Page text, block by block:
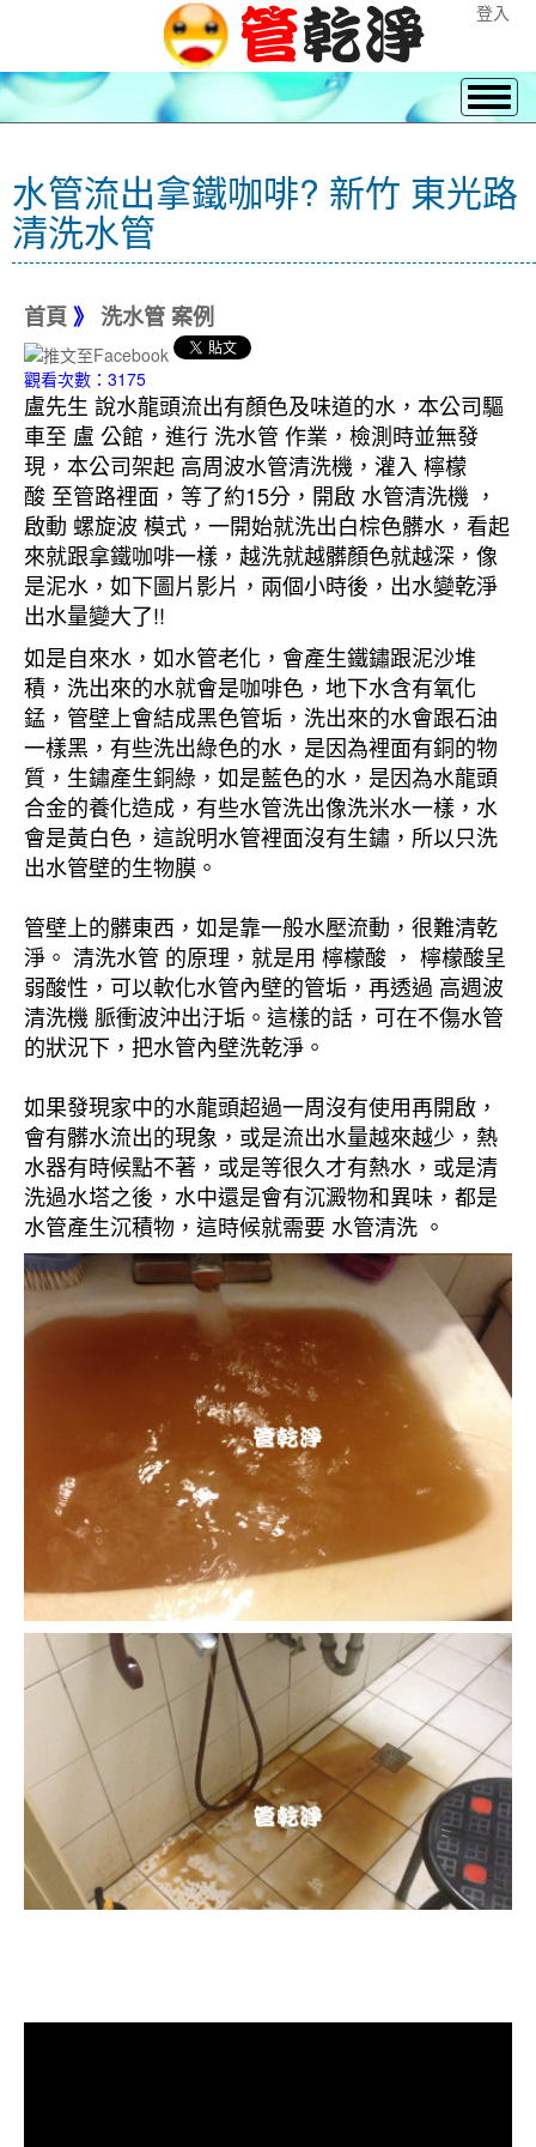
登入
水管流出拿鐵咖啡? 新竹 東光路
清洗水管
首頁 》 洗水管 案例
觀看次數：3175
盧先生 說水龍頭流出有顏色及味道的水，本公司驅
車至 盧 公館，進行 洗水管 作業，檢測時並無發
現，本公司架起 高周波水管清洗機，灌入 檸檬
酸 至管路裡面，等了約15分，開啟 水管清洗機 ，
啟動 螺旋波 模式，一開始就洗出白棕色髒水，看起
來就跟拿鐵咖啡一樣，越洗就越髒顏色就越深，像
是泥水，如下圖片影片，兩個小時後，出水變乾淨
出水量變大了!!
如是自來水，如水管老化，會產生鐵鏽跟泥沙堆
積，洗出來的水就會是咖啡色，地下水含有氧化
錳，管壁上會結成黑色管垢，洗出來的水會跟石油
一樣黑，有些洗出綠色的水，是因為裡面有銅的物
質，生鏽產生銅綠，如是藍色的水，是因為水龍頭
合金的養化造成，有些水管洗出像洗米水一樣，水
會是黃白色，這說明水管裡面沒有生鏽，所以只洗
出水管壁的生物膜。
管壁上的髒東西，如是靠一般水壓流動，很難清乾
淨。 清洗水管 的原理，就是用 檸檬酸 ， 檸檬酸呈
弱酸性，可以軟化水管內壁的管垢，再透過 高週波
清洗機 脈衝波沖出汙垢。這樣的話，可在不傷水管
的狀況下，把水管內壁洗乾淨。
如果發現家中的水龍頭超過一周沒有使用再開啟，
會有髒水流出的現象，或是流出水量越來越少，熱
水器有時候點不著，或是等很久才有熱水，或是清
洗過水塔之後，水中還是會有沉澱物和異味，都是
水管產生沉積物，這時候就需要 水管清洗 。